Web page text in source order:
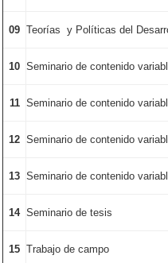
09 Teorías y Políticas del
10 Seminario de contenido
11 Seminario de contenido
12 Seminario de contenido
13 Seminario de contenido
14 Seminario de tesis
15 Trabajo de campo